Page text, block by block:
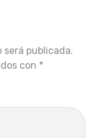
publicada.
con *